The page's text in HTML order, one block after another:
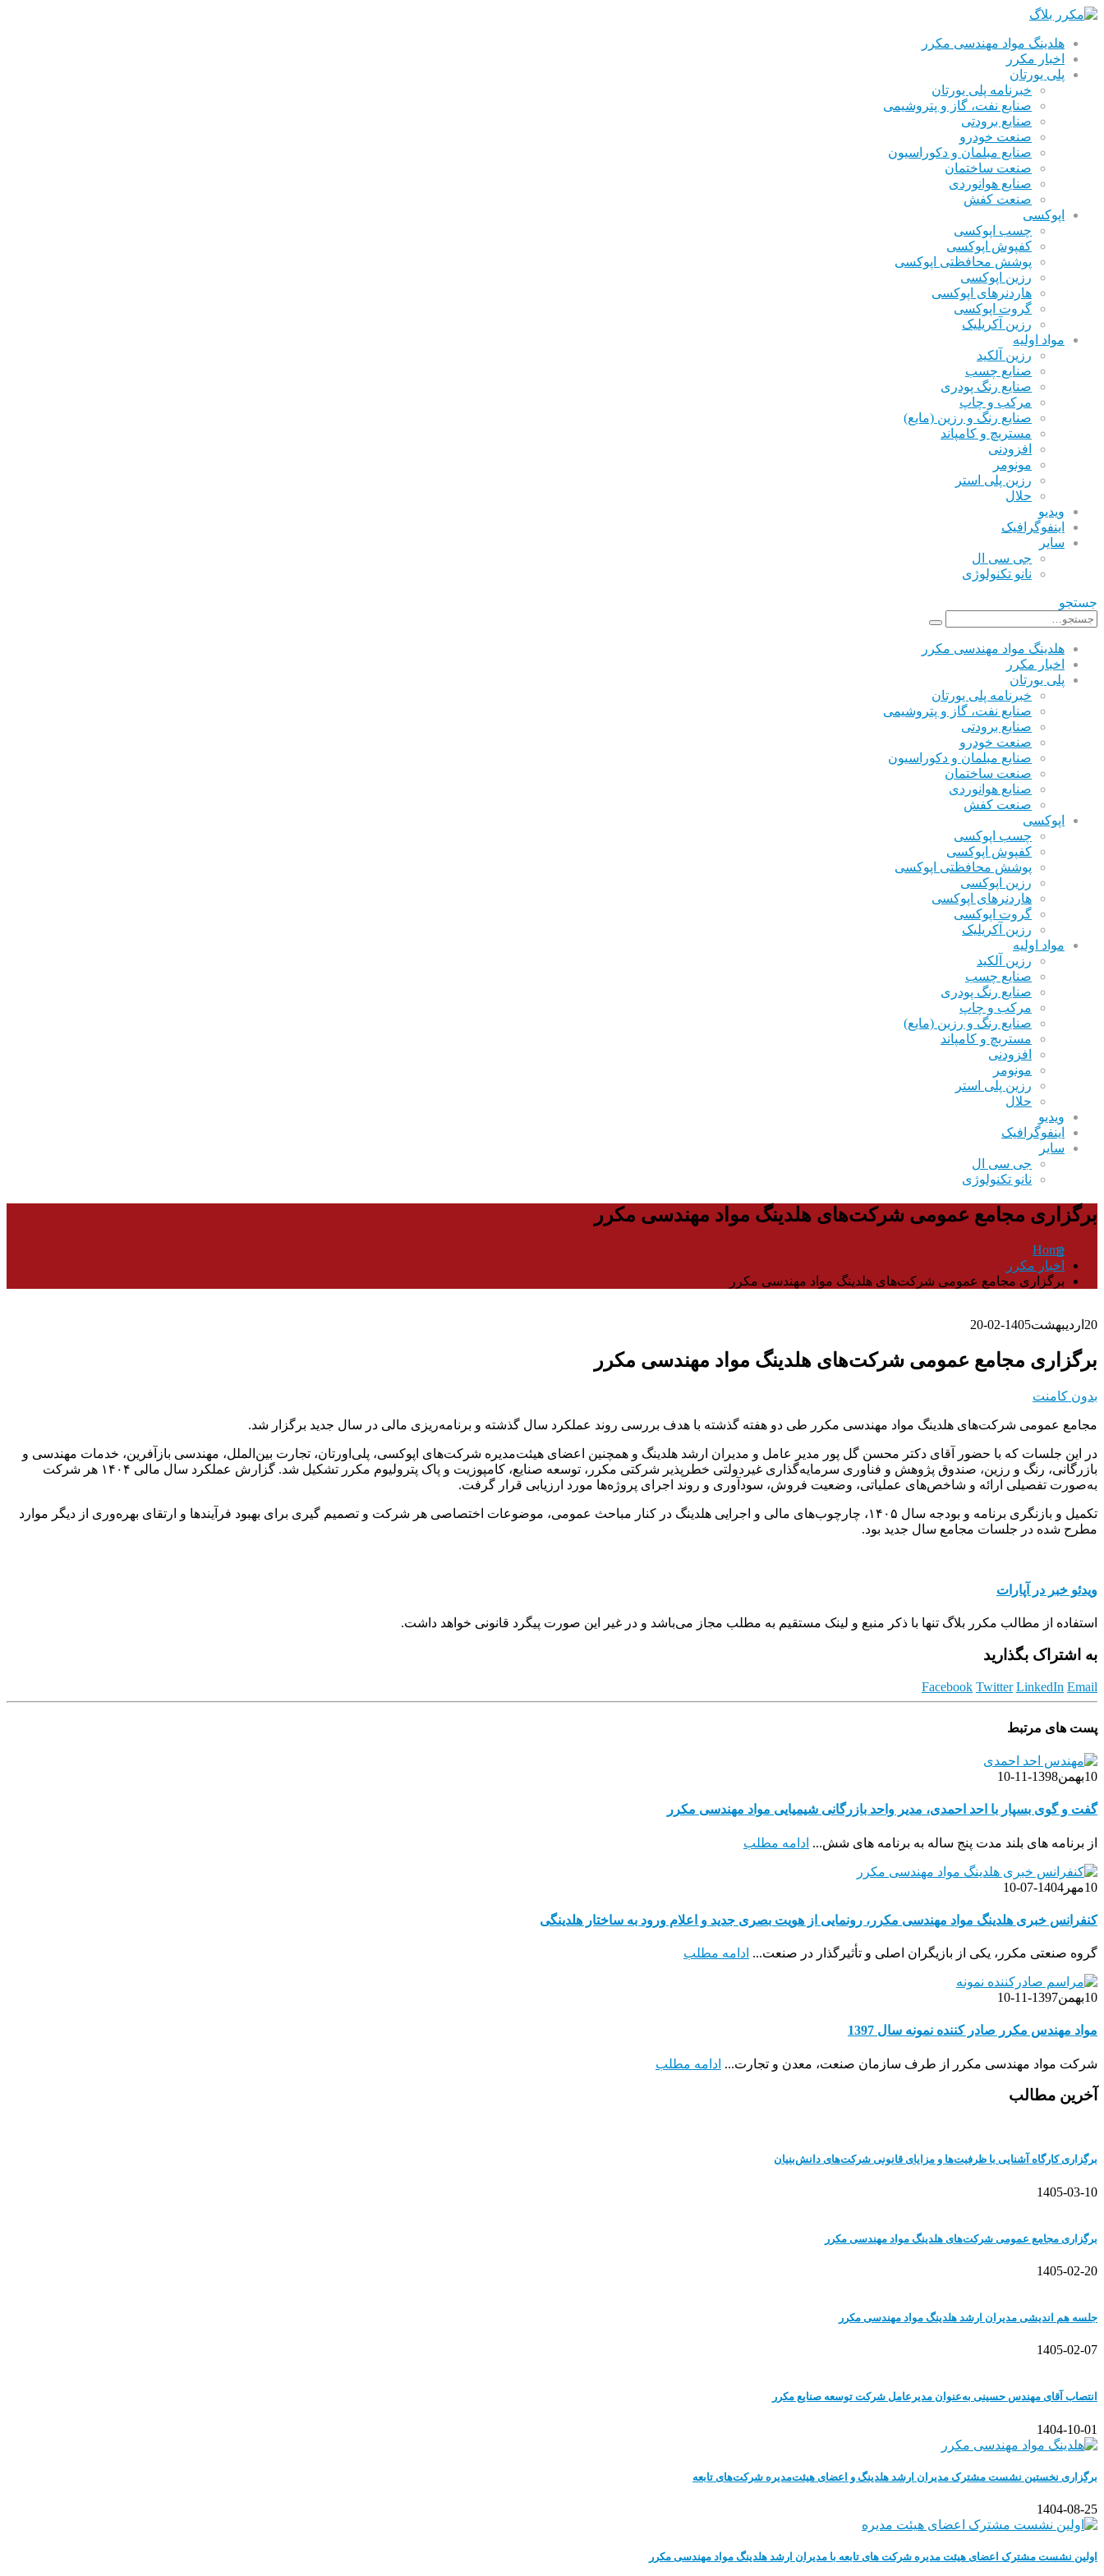
هلدینگ مواد مهندسی مکرر
اخبار مکرر
پلی یورتان
خبرنامه پلی یورتان
صنایع نفت، گاز و پتروشیمی
صنایع برودتی
صنعت خودرو
صنایع مبلمان و دکوراسیون
صنعت ساختمان
صنایع هوانوردی
صنعت کفش
اپوکسی
چسب اپوکسی
کفپوش اپوکسی
پوشش محافظتی اپوکسی
رزین اپوکسی
هاردنرهای اپوکسی
گروت اپوکسی
رزین آکریلیک
مواد اولیه
رزین آلکید
صنایع چسب
صنایع رنگ پودری
مرکب و چاپ
صنایع رنگ و رزین (مایع)
مستربچ و کامپاند
افزودنی
مونومر
رزین پلی استر
حلال
ویدیو
اینفوگرافیک
سایر
جی سی ال
نانو تکنولوژی
جستجو
هلدینگ مواد مهندسی مکرر
اخبار مکرر
پلی یورتان
خبرنامه پلی یورتان
صنایع نفت، گاز و پتروشیمی
صنایع برودتی
صنعت خودرو
صنایع مبلمان و دکوراسیون
صنعت ساختمان
صنایع هوانوردی
صنعت کفش
اپوکسی
چسب اپوکسی
کفپوش اپوکسی
پوشش محافظتی اپوکسی
رزین اپوکسی
هاردنرهای اپوکسی
گروت اپوکسی
رزین آکریلیک
مواد اولیه
رزین آلکید
صنایع چسب
صنایع رنگ پودری
مرکب و چاپ
صنایع رنگ و رزین (مایع)
مستربچ و کامپاند
افزودنی
مونومر
رزین پلی استر
حلال
ویدیو
اینفوگرافیک
سایر
جی سی ال
نانو تکنولوژی
برگزاری مجامع عمومی شرکت‌های هلدینگ مواد مهندسی مکرر
Home
اخبار مکرر
برگزاری مجامع عمومی شرکت‌های هلدینگ مواد مهندسی مکرر
20 اردیبهشت1405-02-20
برگزاری مجامع عمومی شرکت‌های هلدینگ مواد مهندسی مکرر
بدون کامنت
مجامع عمومی شرکت‌های هلدینگ مواد مهندسی مکرر طی دو هفته گذشته با هدف بررسی روند عملکرد سال گذشته و برنامه‌ریزی مالی در سال جدید برگزار شد.
در این جلسات که با حضور آقای دکتر محسن گل پور مدیر عامل و مدیران ارشد هلدینگ و همچنین اعضای هیئت‌مدیره شرکت‌های اپوکسی، پلی‌اورتان، تجارت بین‌الملل، مهندسی بازآفرین، خدمات مهندسی و
بازرگانی، رنگ و رزین، صندوق پژوهش و فناوری سرمایه‌گذاری غیردولتی خطرپذیر شرکتی مکرر، توسعه صنایع، کامپوزیت و پاک پترولیوم مکرر تشکیل شد. گزارش عملکرد سال مالی ۱۴۰۴ هر شرکت
به‌صورت تفصیلی ارائه و شاخص‌های عملیاتی، وضعیت فروش، سودآوری و روند اجرای پروژه‌ها مورد ارزیابی قرار گرفت.
تکمیل و بازنگری برنامه و بودجه سال ۱۴۰۵، چارچوب‌های مالی و اجرایی هلدینگ در کنار مباحث عمومی، موضوعات اختصاصی هر شرکت و تصمیم گیری برای بهبود فرآیندها و ارتقای بهره‌وری از دیگر موارد
مطرح شده در جلسات مجامع سال جدید بود.
ویدئو خبر در آپارات
استفاده از مطالب مکرر بلاگ تنها با ذکر منبع و لینک مستقیم به مطلب مجاز می‌باشد و در غیر این صورت پیگرد قانونی خواهد داشت.
به اشتراک بگذارید
Facebook Twitter LinkedIn Email
پست های مرتبط
10بهمن1398-11-10
گفت و گوی بسپار با احد احمدی، مدیر واحد بازرگانی شیمیایی مواد مهندسی مکرر
از برنامه های بلند مدت پنج ساله به برنامه های شش... ادامه مطلب
10مهر 1404-07-10
کنفرانس خبری هلدینگ مواد مهندسی مکرر، رونمایی از هویت بصری جدید و اعلام ورود به ساختار هلدینگی
گروه صنعتی مکرر، یکی از بازیگران اصلی و تأثیرگذار در صنعت... ادامه مطلب
10بهمن1397-11-10
مواد مهندس مکرر صادر کننده نمونه سال 1397
شرکت مواد مهندسی مکرر از طرف سازمان صنعت، معدن و تجارت... ادامه مطلب
آخرین مطالب
برگزاری کارگاه آشنایی با ظرفیت‌ها و مزایای قانونی شرکت‌های دانش‌بنیان
1405-03-10
برگزاری مجامع عمومی شرکت‌های هلدینگ مواد مهندسی مکرر
1405-02-20
جلسه هم اندیشی مدیران ارشد هلدینگ مواد مهندسی مکرر
1405-02-07
انتصاب آقای مهندس حسینی به‌عنوان مدیرعامل شرکت توسعه صنایع مکرر
1404-10-01
برگزاری نخستین نشست مشترک مدیران ارشد هلدینگ و اعضای هیئت‌مدیره شرکت‌های تابعه
1404-08-25
اولین نشست مشترک اعضای هیئت مدیره شرکت های تابعه با مدیران ارشد هلدینگ مواد مهندسی مکرر